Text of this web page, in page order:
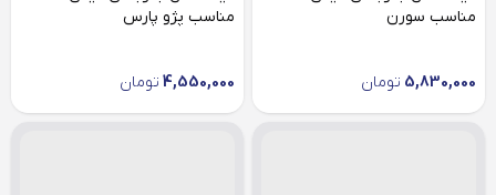
مناسب سورن
5,830,000 تومان
مناسب پژو پارس
4,550,000 تومان